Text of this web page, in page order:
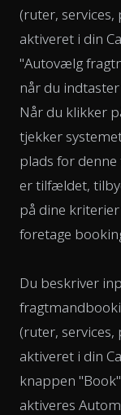
(ruter,
aktiveret i din
"Autovælg
når du
Når du klikker
tjekker
plads for
er tilfældet,
på dine kriterier
foretage
Du beskriver
(ruter,
aktiveret i din
knappen
aktiveres